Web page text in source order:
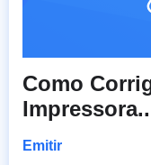
Como
Emitir